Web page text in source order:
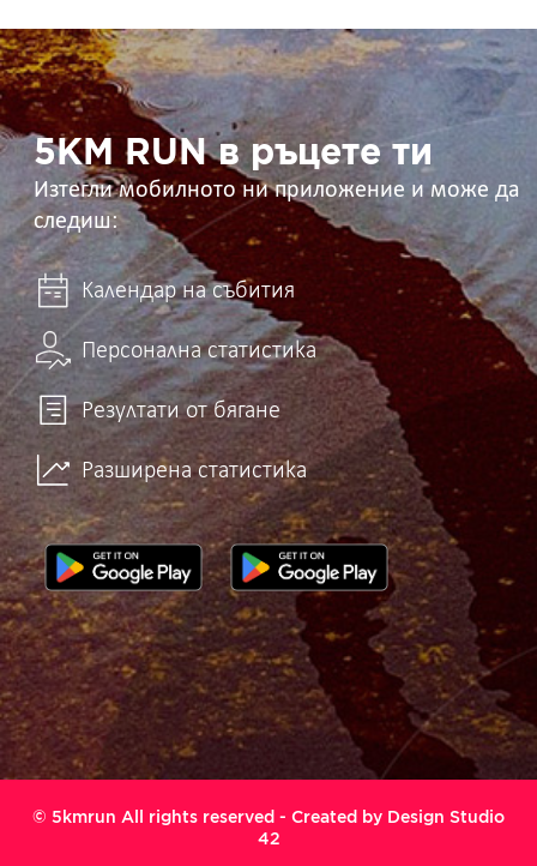
5KM
RUN
в
ръцете
ти 5KM RUN в ръцете ти
Изтегли мобилното ни приложение и може да
следиш:
Календар на събития
Персонална статистика
Резултати от бягане
Разширена статистика
© 5kmrun All rights reserved - Created by Design Studio
42